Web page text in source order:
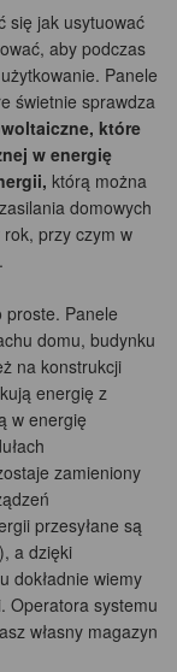
się jak usytuować
aby podczas
Panele
świetnie sprawdza
które
w energię
którą można
domowych
przy czym w
proste. Panele
domu, budynku
na konstrukcji
energię z
w energię
zamieniony
przesyłane są
a dzięki
dokładnie wiemy
Operatora systemu
własny magazyn